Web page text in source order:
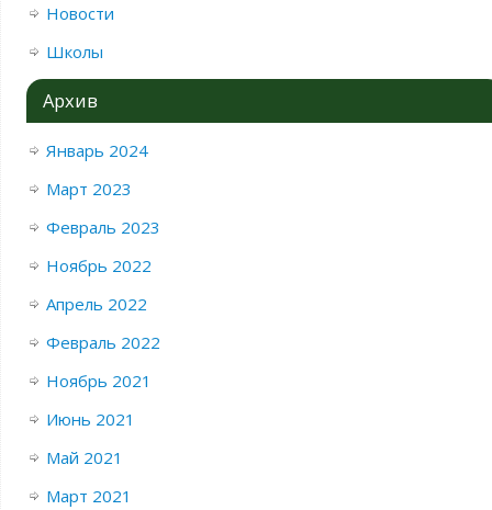
Новости
Школы
Архив
Январь 2024
Март 2023
Февраль 2023
Ноябрь 2022
Апрель 2022
Февраль 2022
Ноябрь 2021
Июнь 2021
Май 2021
Март 2021